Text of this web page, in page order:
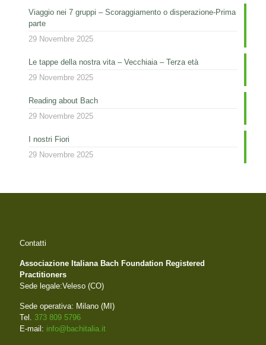
Viaggio nei 7 gruppi – Scoraggiamento o disperazione-Prima
parte
29 Novembre 2025
Le tappe della nostra vita – Vecchiaia – Terza età
29 Novembre 2025
Reading about Bach
29 Novembre 2025
I nostri Fiori
29 Novembre 2025
Contatti
Associazione Italiana Bach Foundation Registered
Practitioners
Sede legale:Veleso (CO)
Sede operativa: Milano (MI)
Tel. 373 809 5796
E-mail: info@bachitalia.it